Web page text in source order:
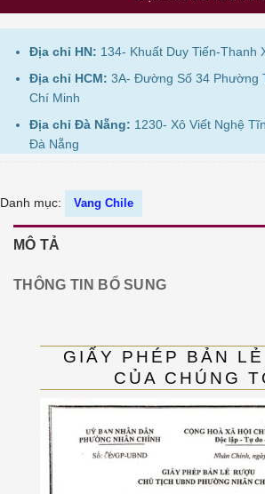
Địa chỉ HN: 134- Khuất Duy Tiến-Thanh
Địa chỉ HCM: 3A- Đường Số 34 Phường
Chí Minh
Địa chỉ Đà Nẵng: 1230- Xô Viết Nghệ
Đà Nẵng
Danh mục: Vang Chile
MÔ TẢ
THÔNG TIN BỔ SUNG
GIẤY PHÉP BẢN
CỦA CHÚNG